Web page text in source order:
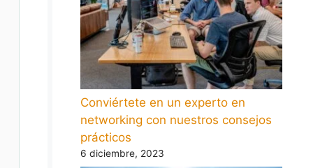
Conviértete en un experto en
networking con nuestros consejos
prácticos
6 diciembre, 2023